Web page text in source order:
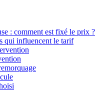
: comment est fixé le prix ?
qui influencent le tarif